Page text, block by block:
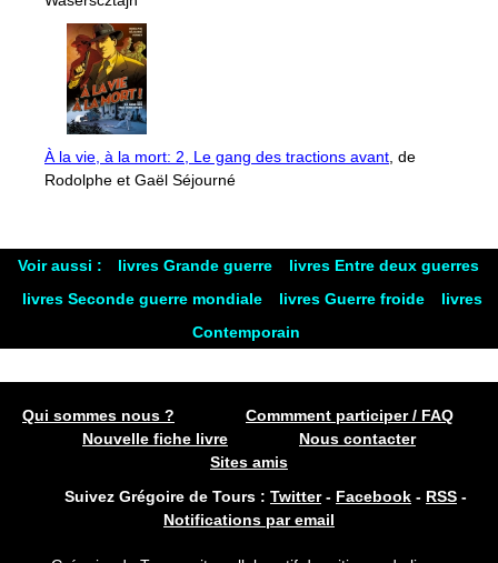
À la vie, à la mort: 2, Le gang des tractions avant , de
Rodolphe et Gaël Séjourné
Voir aussi : livres Grande guerre
livres Entre deux guerres
livres Seconde guerre mondiale
livres Guerre froide
livres
Contemporain
Qui sommes nous ?
Commment participer / FAQ
Nouvelle fiche livre
Nous contacter
Sites amis
Suivez Grégoire de Tours : Twitter- Facebook - RSS -
Notifications par email